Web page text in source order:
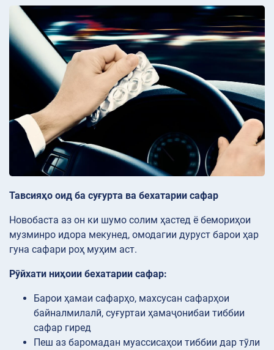
Тавсияҳо оид ба суғурта ва бехатарии сафар
Новобаста аз он ки шумо солим ҳастед ё бемориҳои
музминро идора мекунед, омодагии дуруст барои ҳар
гуна сафари роҳ муҳим аст.
Рӯйхати ниҳоии бехатарии сафар:
Барои ҳамаи сафарҳо, махсусан сафарҳои
байналмилалӣ, суғуртаи ҳамаҷонибаи тиббии
сафар гиред
Пеш аз баромадан муассисаҳои тиббии дар тӯли